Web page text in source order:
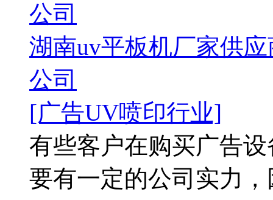
公司
湖南uv平板机厂家供
公司
[广告UV喷印行业]
有些客户在购买广告
要有一定的公司实力